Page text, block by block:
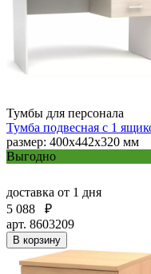
Тумбы для персонала
Тумба подвесная с 1
размер: 400x442x320 мм
Выгодно
доставка от 1 дня
5 088
₽
арт. 8603209
В корзину